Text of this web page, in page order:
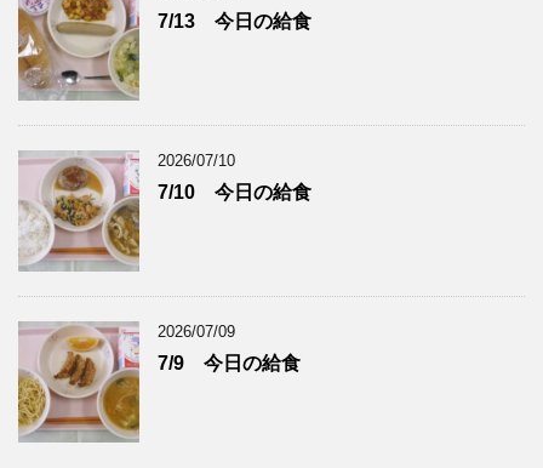
7/13 今日の給食
2026/07/10
7/10 今日の給食
2026/07/09
7/9 今日の給食